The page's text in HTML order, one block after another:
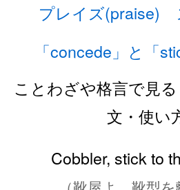
プレイズ(praise)
「concede」と「
ことわざや格言で見
文・使い
Cobbler, stick to